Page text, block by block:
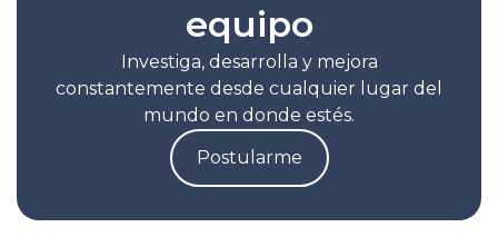
equipo
Investiga, desarrolla y mejora
constantemente desde cualquier lugar del
mundo en donde estés.
Postularme